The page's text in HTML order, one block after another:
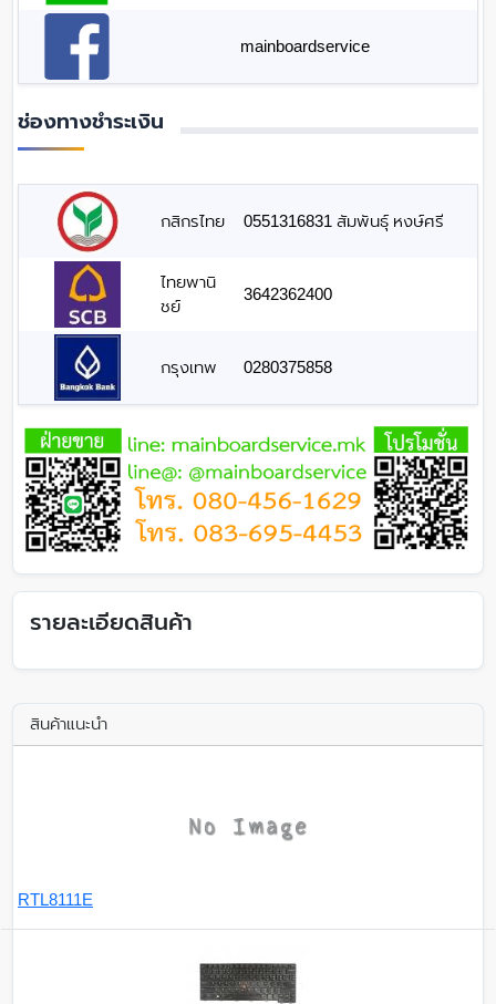
mainboardservice
ช่องทางชำระเงิน
กสิกรไทย 0551316831 สัมพันธุ์ หงษ์ศรี
ไทยพานิ
ชย์
3642362400
กรุงเทพ 0280375858
รายละเอียดสินค้า
สินค้าแนะนำ
RTL8111E